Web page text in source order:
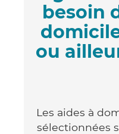
besoin
ou
Les aides à
sélectionnées